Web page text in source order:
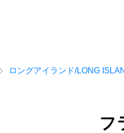
ロングアイランド/LONG
フ